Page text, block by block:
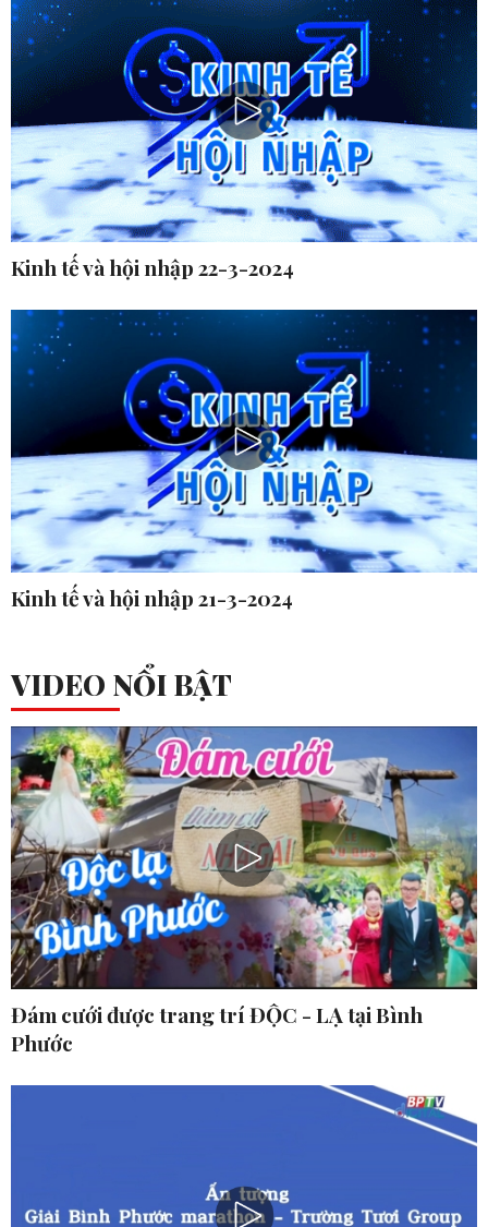
Kinh tế và hội nhập 22-3-2024
Kinh tế và hội nhập 21-3-2024
VIDEO NỔI BẬT
Đám cưới được trang trí ĐỘC - LẠ tại Bình
Phước